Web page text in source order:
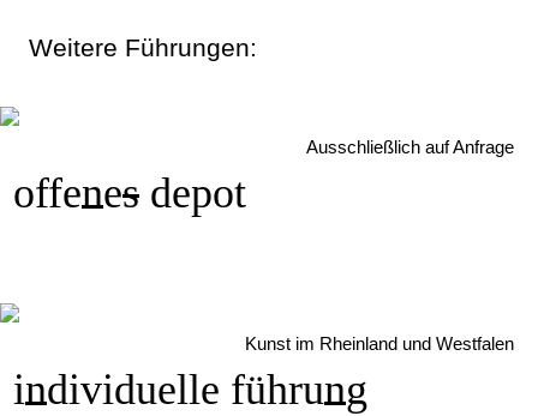
Weitere Führungen:
Ausschließlich auf Anfrage
offenesdepot
Kunst im Rheinland und Westfalen
individuelle führung